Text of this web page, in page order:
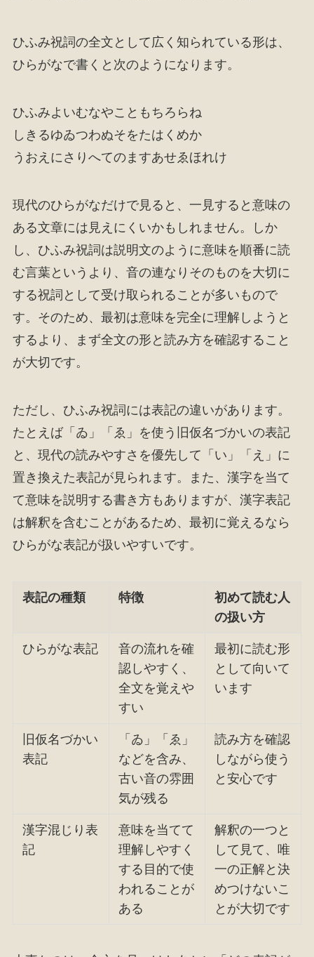
ひふみ祝詞の全文として広く知られている形は、
ひらがなで書くと次のようになります。
ひふみよいむなやこともちろらね
しきるゆゐつわぬそをたはくめか
うおえにさりへてのますあせゑほれけ
現代のひらがなだけで見ると、一見すると意味の
ある文章には見えにくいかもしれません。しか
し、ひふみ祝詞は説明文のように意味を順番に読
む言葉というより、音の連なりそのものを大切に
する祝詞として受け取られることが多いもので
す。そのため、最初は意味を完全に理解しようと
するより、まず全文の形と読み方を確認すること
が大切です。
ただし、ひふみ祝詞には表記の違いがあります。
たとえば「ゐ」「ゑ」を使う旧仮名づかいの表記
と、現代の読みやすさを優先して「い」「え」に
置き換えた表記が見られます。また、漢字を当て
て意味を説明する書き方もありますが、漢字表記
は解釈を含むことがあるため、最初に覚えるなら
ひらがな表記が扱いやすいです。
表記の種類 特徴
初めて読む人
の扱い方
ひらがな表記
音の流れを確
認しやすく、
全文を覚えや
すい
最初に読む形
として向いて
います
旧仮名づかい
表記
「ゐ」「ゑ」
などを含み、
古い音の雰囲
気が残る
読み方を確認
しながら使う
と安心です
漢字混じり表
記
意味を当てて
理解しやすく
する目的で使
われることが
ある
解釈の一つと
して見て、唯
一の正解と決
めつけないこ
とが大切です